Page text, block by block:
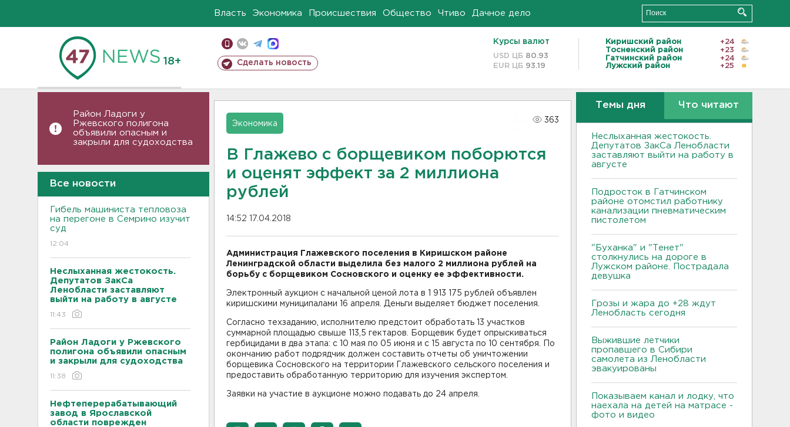
Власть Экономика Происшествия Общество Чтиво Дачное дело
18+ Сделать новость
Курсы валют
USD ЦБ 80.93
EUR ЦБ 93.19
Киришский район
+24
Тосненский район
+23
Гатчинский район
+24
Лужский район
+25
Район Ладоги у
Ржевского полигона
объявили опасным и
закрыли для судоходства
Все новости
Гибель машиниста тепловоза
на перегоне в Семрино изучит
суд
12:04
Неслыханная жестокость.
Депутатов ЗакСа
Ленобласти заставляют
выйти на работу в августе
11:43
Район Ладоги у Ржевского
полигона объявили опасным
и закрыли для судоходства
11:38
Нефтеперерабатывающий
завод в Ярославской
области поврежден
Экономика
363
В Глажево с борщевиком поборются
и оценят эффект за 2 миллиона
рублей
14:52 17.04.2018
Администрация Глажевского поселения в Киришском районе
Ленинградской области выделила без малого 2 миллиона рублей на
борьбу с борщевиком Сосновского и оценку ее эффективности.
Электронный аукцион с начальной ценой лота в 1 913 175 рублей объявлен
киришскими муниципалами 16 апреля. Деньги выделяет бюджет поселения.
Согласно техзаданию, исполнителю предстоит обработать 13 участков
суммарной площадью свыше 113,5 гектаров. Борщевик будет опрыскиваться
гербицидами в два этапа: с 10 мая по 05 июня и с 15 августа по 10 сентября. По
окончанию работ подрядчик должен составить отчеты об уничтожении
борщевика Сосновского на территории Глажевского сельского поселения и
предоставить обработанную территорию для изучения экспертом.
Заявки на участие в аукционе можно подавать до 24 апреля.
Темы дня Что читают
Неслыханная жестокость.
Депутатов ЗакСа Ленобласти
заставляют выйти на работу в
августе
Подросток в Гатчинском
районе отомстил работнику
канализации пневматическим
пистолетом
"Буханка" и "Тенет"
столкнулись на дороге в
Лужском районе. Пострадала
девушка
Грозы и жара до +28 ждут
Ленобласть сегодня
Выжившие летчики
пропавшего в Сибири
самолета из Ленобласти
эвакуированы
Показываем канал и лодку, что
наехала на детей на матрасе -
фото и видео